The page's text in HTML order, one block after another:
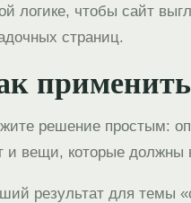
логике, чтобы сайт
страниц.
решение простым:
и вещи, которые должны
результат для темы